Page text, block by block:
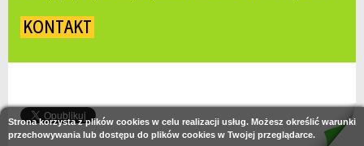
KONTAKT
Strona korzysta z plików cookies w celu realizacji usług. Możesz określić warunki
przechowywania lub dostępu do plików cookies w Twojej przeglądarce.